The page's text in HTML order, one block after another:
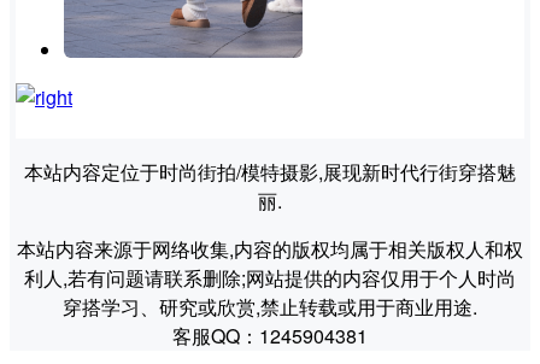
本站内容定位于时尚街拍/模特摄影,展现新时代行街穿搭魅
丽.
本站内容来源于网络收集,内容的版权均属于相关版权人和权
利人,若有问题请联系删除;网站提供的内容仅用于个人时尚
穿搭学习、研究或欣赏,禁止转载或用于商业用途.
客服QQ：1245904381